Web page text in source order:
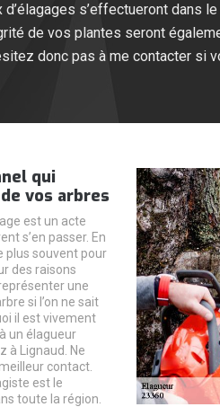
s’effectueront dans
de vos plantes seront
donc pas à me contacter si
qui
vos arbres
est un acte
s’en passer. En
plus souvent pour
des raisons
une
si l’on ne sait
il est vivement
un élagueur
à Lignaud. Ne
contact.
est le
toute la région.